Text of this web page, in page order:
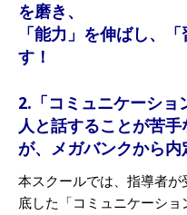
を磨き、
「能力」を伸ばし、
す！
2.「コミュニケーショ
人と話することが苦
が、メガバンクから内
本スクールでは、指導者
底した「コミュニケーシ